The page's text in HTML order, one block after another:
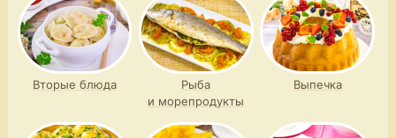
Вторые блюда
Рыба
и морепродукты
Выпечка